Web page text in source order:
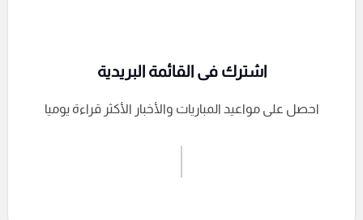
إرسال تعليق
اشترك فى القائمة البريدية
احصل على مواعيد المباريات والأخبار الأكثر قراءة يوميا